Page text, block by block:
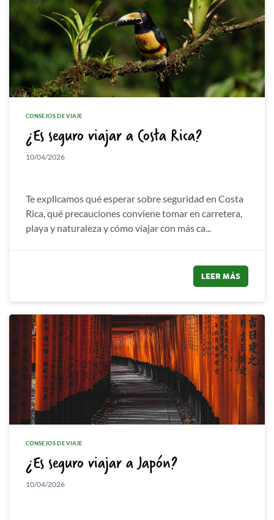
CONSEJOS DE VIAJE
¿Es seguro viajar a Costa Rica?
10/04/2026
Te explicamos qué esperar sobre seguridad en Costa
Rica, qué precauciones conviene tomar en carretera,
playa y naturaleza y cómo viajar con más ca...
LEER MÁS
CONSEJOS DE VIAJE
¿Es seguro viajar a Japón?
10/04/2026